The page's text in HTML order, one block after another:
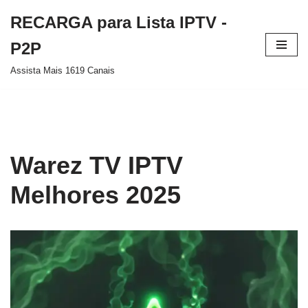
para
o
RECARGA para Lista IPTV -
P2P
Assista Mais 1619 Canais
Warez TV IPTV
Melhores 2025